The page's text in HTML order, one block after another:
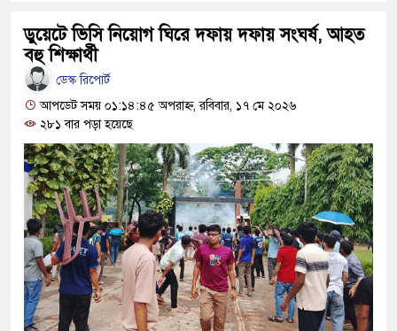
যুবদল সভাপতি আটক, ভিডিও ভাইরাল
দায়ী থাকবে জামায়াত-এনসিপি: রাশেদ খাঁন
দিলেন জামায়াত বহিষ্কাকৃত গাজী নজরুলের ১২
দায়ী থাকবে জামায়াত-এনসিপি: রাশেদ খাঁন
হারিয়েছে বর্তমান সরকার: নাহিদ ইসলাম
করতে ন্যাটোভুক্ত দেশে হামলা চালাতে পারে রাশিয়া
ডুয়েটে ভিসি নিয়োগ ঘিরে দফায় দফায় সংঘর্ষ, আহত
বহু শিক্ষার্থী
ডেস্ক রিপোর্ট
আপডেট সময় ০১:১৪:৪৫ অপরাহ্ন, রবিবার, ১৭ মে ২০২৬
২৮১ বার পড়া হয়েছে